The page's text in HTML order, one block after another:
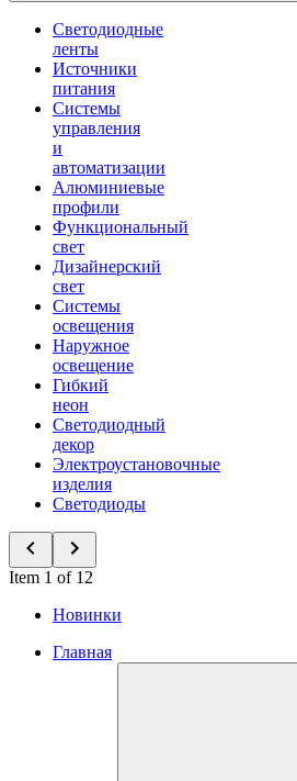
Светодиодные
ленты
Источники
питания
Системы
управления
и
автоматизации
Алюминиевые
профили
Функциональный
свет
Дизайнерский
свет
Системы
освещения
Наружное
освещение
Гибкий
неон
Светодиодный
декор
Электроустановочные
изделия
Светодиоды
Item 1 of 12
Новинки
Главная